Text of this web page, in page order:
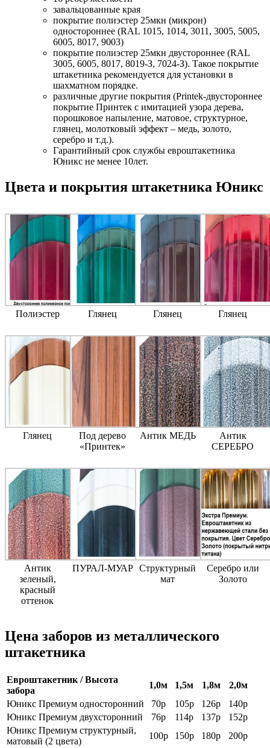
завальцованные края
покрытие полиэстер 25мкн (микрон)
одностороннее (RAL 1015, 1014, 3011, 3005, 5005,
6005, 8017, 9003)
покрытие полиэстер 25мкн двустороннее (RAL
3005, 6005, 8017, 8019-З, 7024-З). Такое покрытие
штакетника рекомендуется для установки в
шахматном порядке.
различные другие покрытия (Printek-двустороннее
покрытие Принтек с имитацией узора дерева,
порошковое напыление, матовое, структурное,
глянец, молотковый эффект – медь, золото,
серебро и т.д.).
Гарантийный срок службы евроштакетника
Юникс не менее 10лет.
Цвета и покрытия штакетника Юникс
Полиэстер Глянец Глянец Глянец
Глянец
Под дерево
«Принтек»
Антик МЕДЬ
Антик
СЕРЕБРО
Антик
зеленый,
красный
оттенок
ПУРАЛ-МУАР
Структурный
мат
Серебро или
Золото
Цена заборов из металлического
штакетника
Евроштакетник / Высота
забора
1,0м 1,5м 1,8м
2,0м
Юникс Премиум односторонний
70р 105р 126р
140р
Юникс Премиум двухсторонний
76р 114р 137р
152р
Юникс Премиум структурный,
матовый (2 цвета)
100р 150р 180р
200р